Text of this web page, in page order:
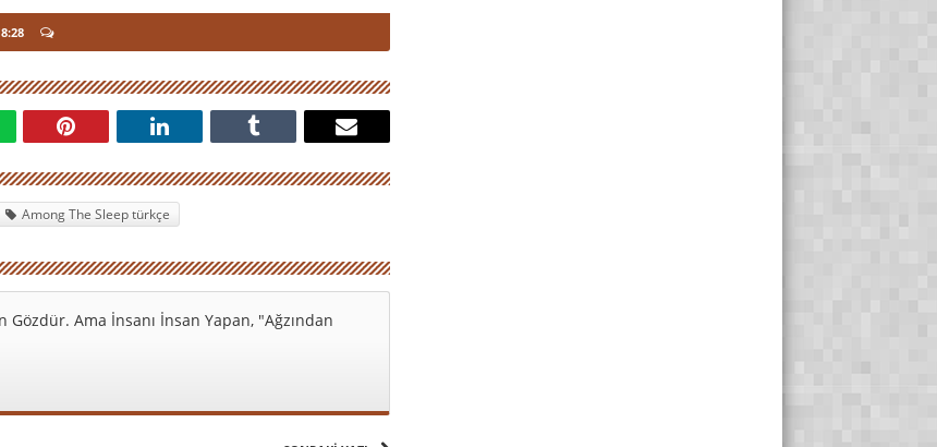
Among The Sleep türkçe
Ama İnsanı İnsan Yapan, "Ağzından